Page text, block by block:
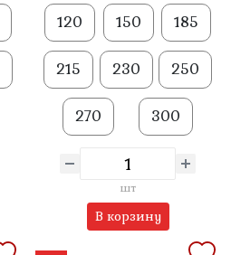
120 150 185
215 230 250
270 300
шт
В корзину